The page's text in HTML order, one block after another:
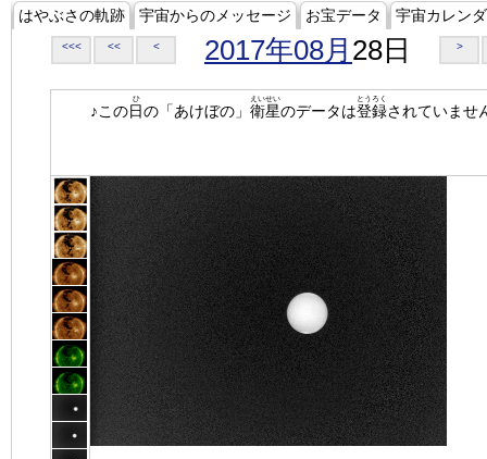
はやぶさの軌跡 宇宙からのメッセージ お宝データ 宇宙カレン
<<< << < 2017年08月 28日 >
♪この日
ひ
の「あけぼの」 衛星
えいせい
のデータは登録
とうろく
されていませ